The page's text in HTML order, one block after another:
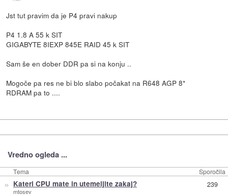
Jst tut pravim da je P4 pravi nakup
P4 1.8 A 55 k SIT
GIGABYTE 8IEXP 845E RAID 45 k SIT
Sam še en dober DDR pa si na konju ..
Mogoče pa res ne bi blo slabo počakat na R648 AGP 8*
RDRAM pa to ....
Vredno ogleda ...
Tema Sporočila
» Kateri CPU mate in utemeljite zakaj?
mtosev
239